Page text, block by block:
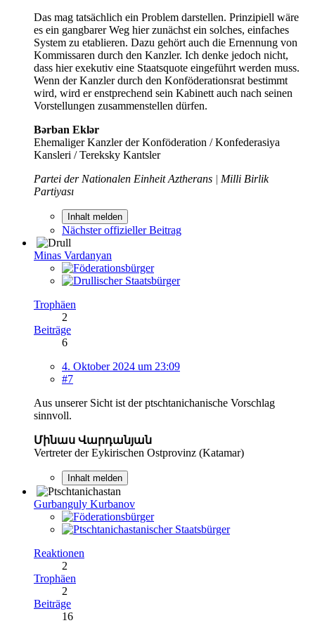
Das mag tatsächlich ein Problem darstellen. Prinzipiell wäre
es ein gangbarer Weg hier zunächst ein solches, einfaches
System zu etablieren. Dazu gehört auch die Ernennung von
Kommissaren durch den Kanzler. Ich denke jedoch nicht,
dass hier exekutiv eine Staatsquote eingeführt werden muss.
Wenn der Kanzler durch den Konföderationsrat bestimmt
wird, wird er enstprechend sein Kabinett auch nach seinen
Vorstellungen zusammenstellen dürfen.
Bərban Eklər
Ehemaliger Kanzler der Konföderation / Konfederasiya
Kansleri / Tereksky Kantsler
Partei der Nationalen Einheit Aztherans | Milli Birlik
Partiyası
Inhalt melden
Nächster offizieller Beitrag
Minas Vardanyan
Trophäen
2
Beiträge
6
4. Oktober 2024 um 23:09
#7
Aus unserer Sicht ist der ptschtanichanische Vorschlag
sinnvoll.
Մինաս Վարդանյան
Vertreter der Eykirischen Ostprovinz (Katamar)
Inhalt melden
Gurbanguly Kurbanov
Reaktionen
2
Trophäen
2
Beiträge
16